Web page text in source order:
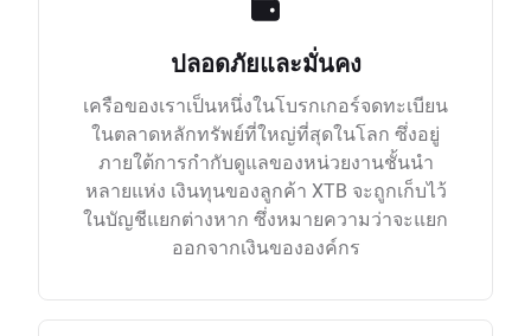
ปลอดภัยและมั่นคง
เครือของเราเป็นหนึ่งในโบรกเกอร์จดทะเบียน
ในตลาดหลักทรัพย์ที่ใหญ่ที่สุดในโลก ซึ่งอยู่
ภายใต้การกำกับดูแลของหน่วยงานชั้นนำ
หลายแห่ง เงินทุนของลูกค้า XTB จะถูกเก็บไว้
ในบัญชีแยกต่างหาก ซึ่งหมายความว่าจะแยก
ออกจากเงินขององค์กร